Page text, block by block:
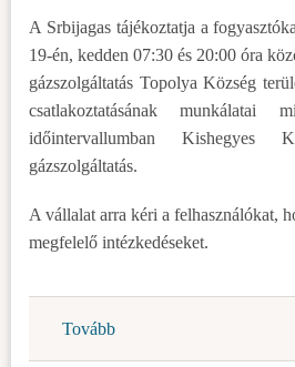
A Srbijagas tájékoztatja a
19-én, kedden 07:30 és 20:00 óra
gázszolgáltatás Topolya Község
csatlakoztatásának munkálatai
időintervallumban Kishegyes
gázszolgáltatás.
A vállalat arra kéri a felhasználókat,
megfelelő intézkedéseket.
Tovább
szünetel